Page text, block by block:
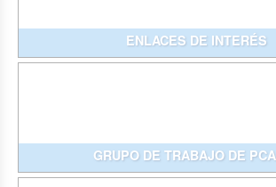
ENLACES DE INTERÉS
GRUPO DE TRABAJO DE